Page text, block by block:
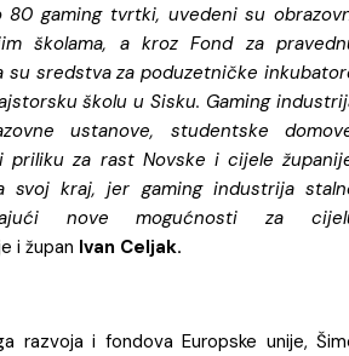
80 gaming tvrtki, uvedeni su
školama, a kroz Fond za
su sredstva za poduzetničke
školu u Sisku. Gaming
ustanove, studentske
priliku za rast Novske i cijele
svoj kraj, jer gaming industrija
nove mogućnosti za
i župan Ivan Celjak.
razvoja i fondova Europske unije,